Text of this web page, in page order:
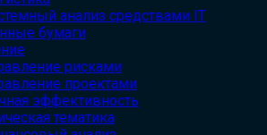
анализ средствами IT
бумаги
рисками
проектами
эффективность
тематика